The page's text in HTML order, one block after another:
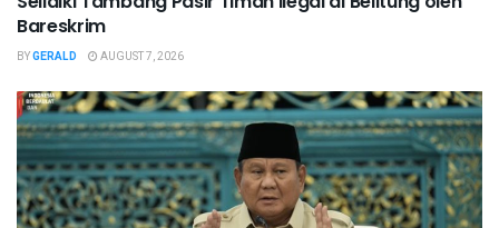
Bareskrim
BYGERALD AUGUST 7, 2026